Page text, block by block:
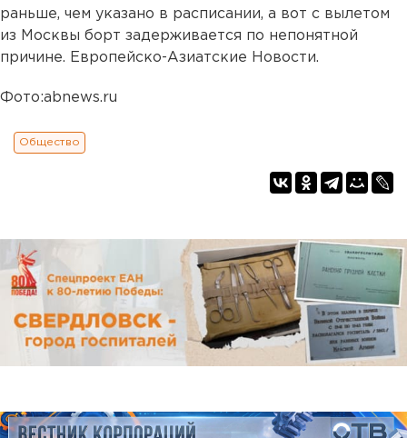
раньше, чем указано в расписании, а вот с вылетом
из Москвы борт задерживается по непонятной
причине. Европейско-Азиатские Новости.
Фото:abnews.ru
Общество